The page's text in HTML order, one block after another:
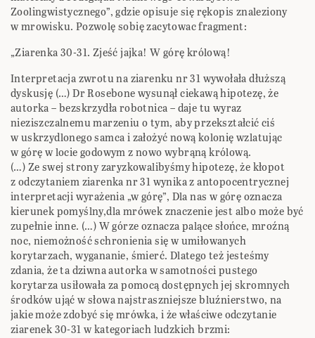
Zoolingwistycznego”, gdzie opisuje się rękopis znaleziony
w mrowisku. Pozwolę sobię zacytowac fragment:
„Ziarenka 30-31. Zjeść jajka! W górę królową!
Interpretacja zwrotu na ziarenku nr 31 wywołała dłuższą
dyskusję (…) Dr Rosebone wysunął ciekawą hipotezę, że
autorka – bezskrzydła robotnica – daje tu wyraz
nieziszczalnemu marzeniu o tym, aby przekształcić ciś
w uskrzydlonego samca i założyć nową kolonię wzlatując
w górę w locie godowym z nowo wybrąną królową.
(…) Ze swej strony zaryzkowalibyśmy hipotezę, że kłopot
z odczytaniem ziarenka nr 31 wynika z antopocentrycznej
interpretacji wyrażenia „w górę”, Dla nas w górę oznacza
kierunek pomyślny,dla mrówek znaczenie jest albo może być
zupełnie inne. (…) W górze oznacza palące słońce, mroźną
noc, niemożność schronienia się w umiłowanych
korytarzach, wygananie, śmierć. Dlatego też jesteśmy
zdania, że ta dziwna autorka w samotności pustego
korytarza usiłowała za pomocą dostępnych jej skromnych
środków ująć w słowa najstraszniejsze bluźnierstwo, na
jakie może zdobyć się mrówka, i że właściwe odczytanie
ziarenek 30-31 w kategoriach ludzkich brzmi: